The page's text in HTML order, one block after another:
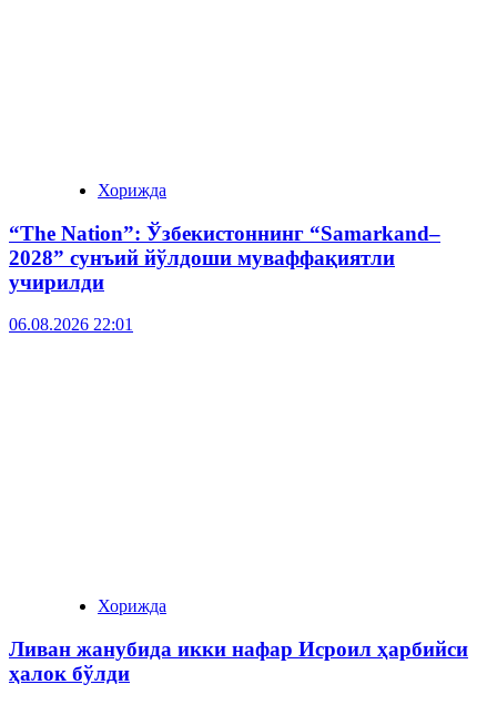
Хорижда
“The Nation”: Ўзбекистоннинг “Samarkand–
2028” сунъий йўлдоши муваффақиятли
учирилди
06.08.2026 22:01
Хорижда
Ливан жанубида икки нафар Исроил ҳарбийси
ҳалок бўлди